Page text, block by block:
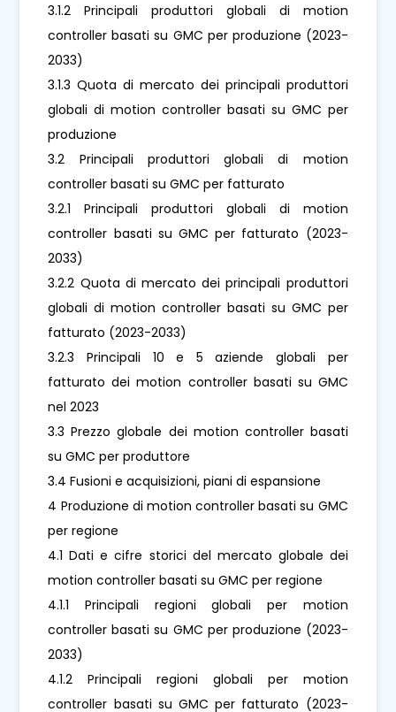
3.1.2 Principali produttori globali di motion
controller basati su GMC per produzione (2023-
2033)
3.1.3 Quota di mercato dei principali produttori
globali di motion controller basati su GMC per
produzione
3.2 Principali produttori globali di motion
controller basati su GMC per fatturato
3.2.1 Principali produttori globali di motion
controller basati su GMC per fatturato (2023-
2033)
3.2.2 Quota di mercato dei principali produttori
globali di motion controller basati su GMC per
fatturato (2023-2033)
3.2.3 Principali 10 e 5 aziende globali per
fatturato dei motion controller basati su GMC
nel 2023
3.3 Prezzo globale dei motion controller basati
su GMC per produttore
3.4 Fusioni e acquisizioni, piani di espansione
4 Produzione di motion controller basati su GMC
per regione
4.1 Dati e cifre storici del mercato globale dei
motion controller basati su GMC per regione
4.1.1 Principali regioni globali per motion
controller basati su GMC per produzione (2023-
2033)
4.1.2 Principali regioni globali per motion
controller basati su GMC per fatturato (2023-